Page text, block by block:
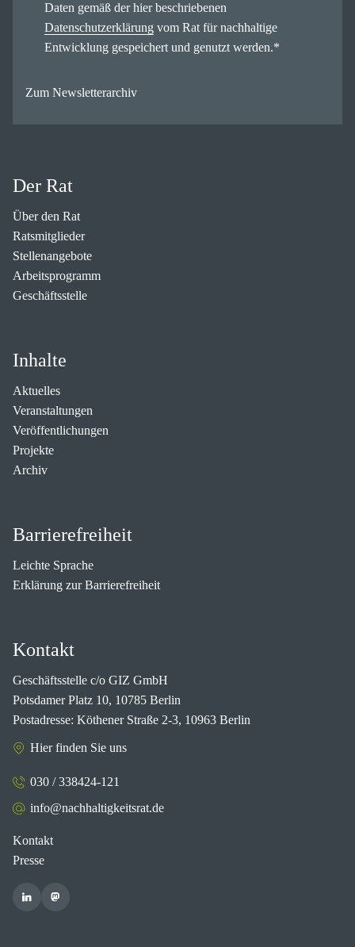
Daten gemäß der hier beschriebenen
Datenschutzerklärung vom Rat für nachhaltige
Entwicklung gespeichert und genutzt werden.*
Zum Newsletterarchiv
Der Rat
Über den Rat
Ratsmitglieder
Stellenangebote
Arbeitsprogramm
Geschäftsstelle
Inhalte
Aktuelles
Veranstaltungen
Veröffentlichungen
Projekte
Archiv
Barrierefreiheit
Leichte Sprache
Erklärung zur Barrierefreiheit
Kontakt
Geschäftsstelle c/o GIZ GmbH
Potsdamer Platz 10, 10785 Berlin
Postadresse: Köthener Straße 2-3, 10963 Berlin
Hier finden Sie uns
030 / 338424-121
info@nachhaltigkeitsrat.de
Kontakt
Presse